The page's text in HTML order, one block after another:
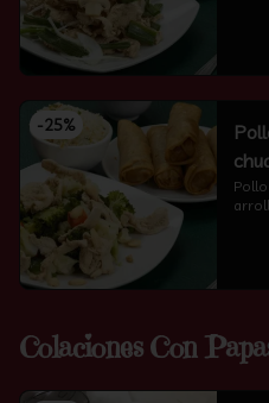
-25%
Colaciones Con